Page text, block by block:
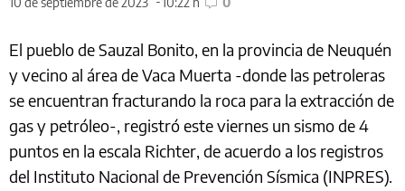
El pueblo de Sauzal Bonito, en la provincia de Neuquén
y vecino al área de Vaca Muerta -donde las petroleras
se encuentran fracturando la roca para la extracción de
gas y petróleo-, registró este viernes un sismo de 4
puntos en la escala Richter, de acuerdo a los registros
del Instituto Nacional de Prevención Sísmica (INPRES).